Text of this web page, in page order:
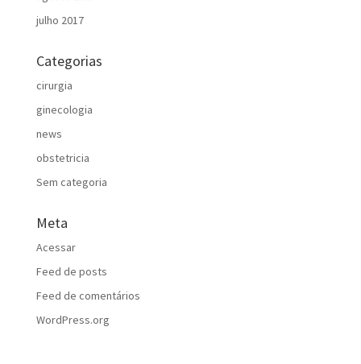
julho 2017
Categorias
cirurgia
ginecologia
news
obstetricia
Sem categoria
Meta
Acessar
Feed de posts
Feed de comentários
WordPress.org